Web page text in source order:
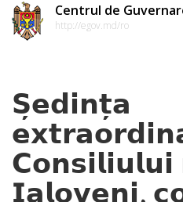
Centrul de
http://egov.md/ro
𝗦̦𝗲𝗱𝗶𝗻𝘁̦𝗮
𝗜𝗮𝗹𝗼𝘃𝗲𝗻𝗶,